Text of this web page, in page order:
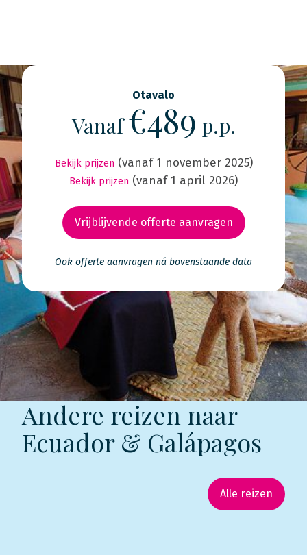
Otavalo
Vanaf€489 p.p.
Bekijk prijzen (vanaf 1 november 2025)
Bekijk prijzen (vanaf 1 april 2026)
Vrijblijvende offerte aanvragen
Ook offerte aanvragen ná bovenstaande data
Andere reizen naar
Ecuador & Galápagos
Alle reizen